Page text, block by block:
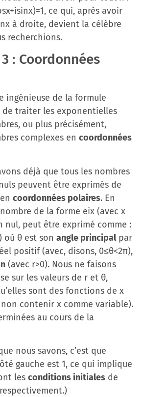
ce qui, après avoir
à droite, devient la célèbre
recherchions.
: Coordonnées
ingénieuse de la formule
de traiter les exponentielles
ou plus précisément,
complexes en coordonnées
déjà que tous les nombres
peuvent être exprimés de
coordonnées polaires. En
de la forme eix (avec x
nul, peut être exprimé comme :
où θ est son angle principalpar
positif (avec, disons, 0≤θ<2π),
(avec r>0). Nous ne faisons
sur les valeurs de r et θ,
sont des fonctions de x
contenir x comme variable).
au cours de la
nous savons, c’est que
gauche est 1, ce qui implique
les conditions initiales de